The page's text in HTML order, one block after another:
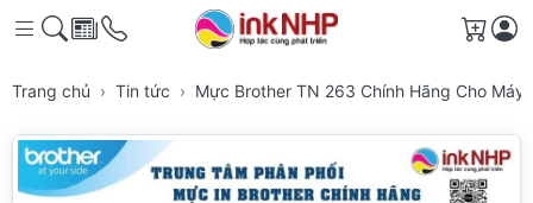
Giỏ
Trang chủ Tin tức Mực Brother TN 263 Chính Hãng Cho Máy